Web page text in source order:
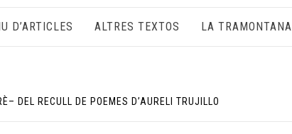
D’ARTICLES ALTRES TEXTOS LA TRAMONTANA
DEL RECULL DE POEMES D’AURELI TRUJILLO